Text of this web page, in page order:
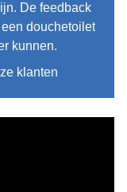
De feedback
douchetoilet
kunnen.
klanten